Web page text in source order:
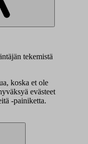
tekemistä
koska et ole
evästeet
-painiketta.